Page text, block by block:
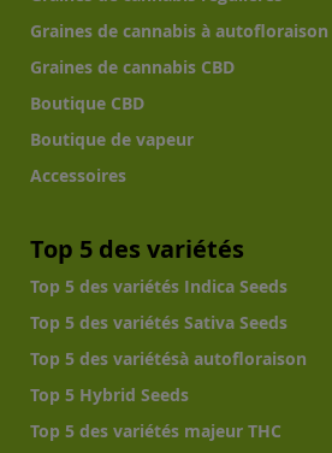
Graines de cannabis à autofloraison
Graines de cannabis CBD
Boutique CBD
Boutique de vapeur
Accessoires
Top 5 des variétés
Top 5 des variétés Indica Seeds
Top 5 des variétés Sativa Seeds
Top 5 des variétésà autofloraison
Top 5 Hybrid Seeds
Top 5 des variétés majeur THC